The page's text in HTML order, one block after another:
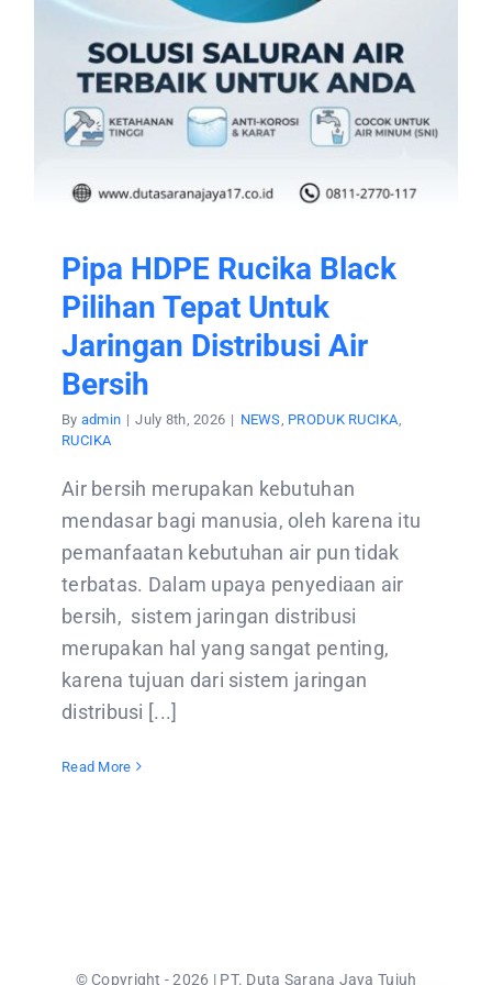
CONTACT US
Pipa HDPE Rucika Black
Pilihan Tepat Untuk
Jaringan Distribusi Air
Bersih
By admin | July 8th, 2026 | NEWS PRODUK RUCIKA
RUCIKA
Air bersih merupakan kebutuhan
mendasar bagi manusia, oleh karena itu
pemanfaatan kebutuhan air pun tidak
terbatas. Dalam upaya penyediaan air
bersih, sistem jaringan distribusi
merupakan hal yang sangat penting,
karena tujuan dari sistem jaringan
distribusi [...]
Read More
© Copyright - 2026 | PT. Duta Sarana Jaya Tujuh